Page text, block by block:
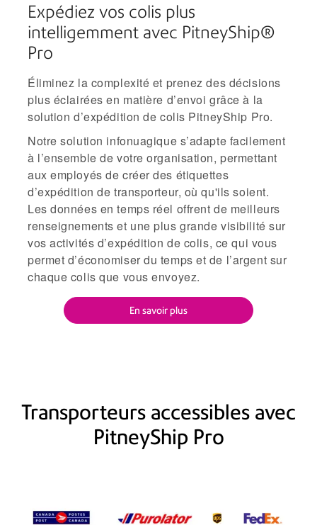
Expédiez vos colis plus
intelligemment avec PitneyShip®
Pro
Éliminez la complexité et prenez des décisions
plus éclairées en matière d’envoi grâce à la
solution d’expédition de colis PitneyShip Pro.
Notre solution infonuagique s’adapte facilement
à l’ensemble de votre organisation, permettant
aux employés de créer des étiquettes
d’expédition de transporteur, où qu'ils soient.
Les données en temps réel offrent de meilleurs
renseignements et une plus grande visibilité sur
vos activités d’expédition de colis, ce qui vous
permet d’économiser du temps et de l’argent sur
chaque colis que vous envoyez.
En savoir plus
Transporteurs accessibles avec
PitneyShip Pro